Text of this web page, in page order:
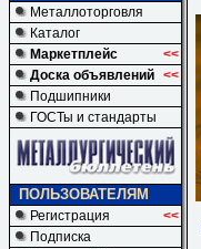
Металлоторговля
Каталог
Маркетплейс
<<
Доска объявлений <<
Подшипники
ГОСТы и стандарты
ПОЛЬЗОВАТЕЛЯМ
Регистрация
<<
Подписка